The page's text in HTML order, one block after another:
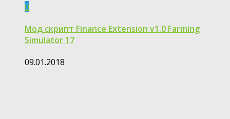
0
Мод скрипт Finance Extension v1.0 Farming
Simulator 17
09.01.2018